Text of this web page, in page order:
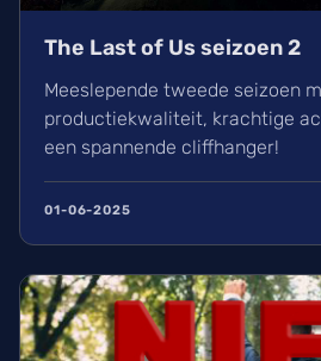
The Last of Us seizoen 2
Meeslepende tweede seizoen
productiekwaliteit, krachtige
een spannende cliffhanger!
01-06-2025